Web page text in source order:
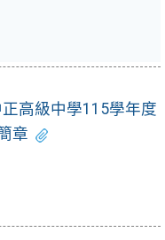
高級中學115學年度
章